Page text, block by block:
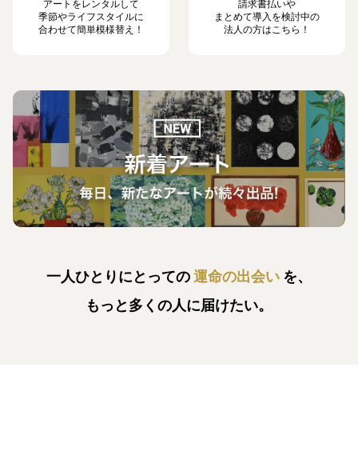
アートをレンタルして
季節やライフスタイルに
合わせて簡単模様替え！
請求書払いや
まとめて導入を検討中の
法人の方はこちら！
一人ひとりにとっての運命の出会い を、
もっと多くの人に届けたい。